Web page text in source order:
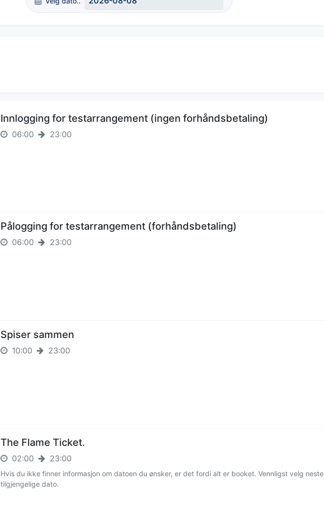
Innlogging for testarrangement (ingen forhåndsbetaling)
06:00 23:00
Pålogging for testarrangement (forhåndsbetaling)
06:00 23:00
Spiser sammen
10:00 23:00
The Flame Ticket.
02:00 23:00
Hvis du ikke finner informasjon om datoen du ønsker, er det fordi alt er booket. Vennligst velg neste
tilgjengelige dato.